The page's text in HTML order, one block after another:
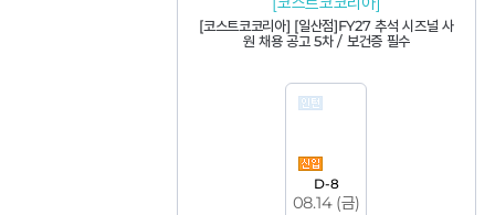
[코스트코코리아] [일산점]FY27 추석 시즈널 사
원 채용 공고 5차 / 보건증 필수
D-8
08.14 (금)